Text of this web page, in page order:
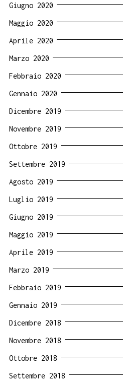
Giugno 2020
Maggio 2020
Aprile 2020
Marzo 2020
Febbraio 2020
Gennaio 2020
Dicembre 2019
Novembre 2019
Ottobre 2019
Settembre 2019
Agosto 2019
Luglio 2019
Giugno 2019
Maggio 2019
Aprile 2019
Marzo 2019
Febbraio 2019
Gennaio 2019
Dicembre 2018
Novembre 2018
Ottobre 2018
Settembre 2018